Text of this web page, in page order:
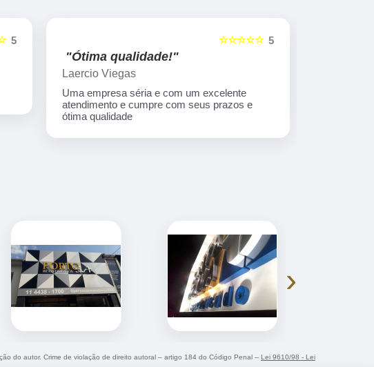
5 5
☆☆☆☆☆
"Ótima qualidade!"
Laercio Viegas
Uma empresa séria e com um excelente
atendimento e cumpre com seus prazos e
ótima qualidade
›
do autor. Crime de violação de direito autoral – artigo 184 do Código Penal – Lei 9610/98 - Lei